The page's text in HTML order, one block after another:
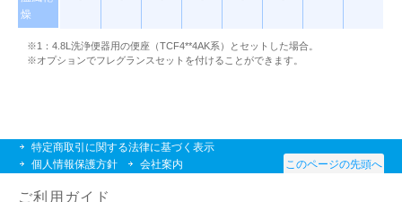
燥
※1：4.8L洗浄便器用の便座（TCF4**4AK系）とセットした場合。
※オプションでフレグランスセットを付けることができます。
特定商取引に関する法律に基づく表示
個人情報保護方針
会社案内 このページの先頭へ
ご利用ガイド